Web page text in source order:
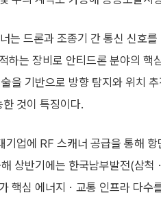
는 드론과 조종기 간 통신 신호
하는 장비로 안티드론 분야의 핵
을 기반으로 방향 탐지와 위치
것이 특징이다.
기업에 RF 스캐너 공급을 통해
상반기에는 한국남부발전(삼
핵심 에너지ㆍ교통 인프라 다